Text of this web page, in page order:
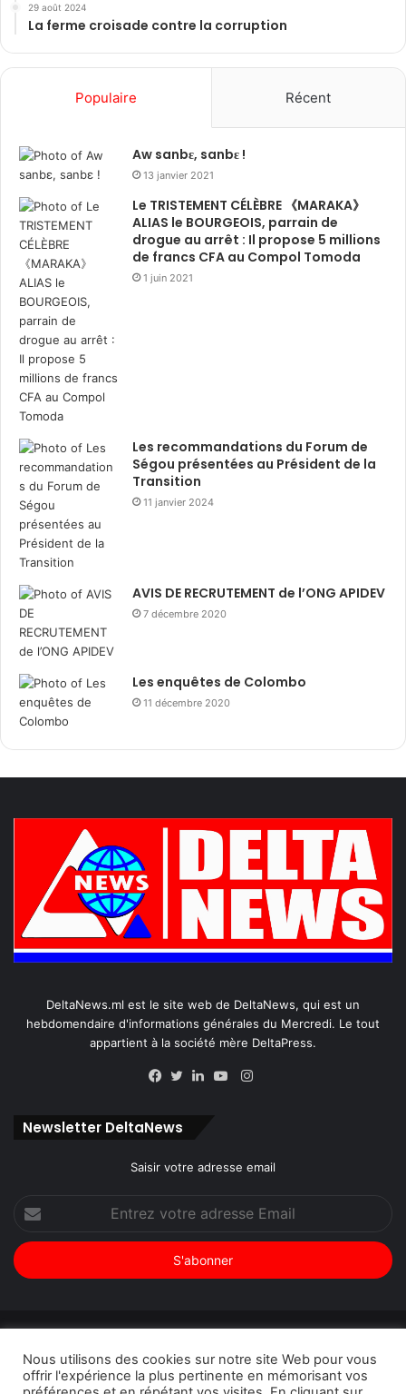
29 août 2024
La ferme croisade contre la corruption
Populaire Récent
Aw sanbɛ, sanbɛ !
13 janvier 2021
Le TRISTEMENT CÉLÈBRE 《MARAKA》
ALIAS le BOURGEOIS, parrain de
drogue au arrêt : Il propose 5 millions
de francs CFA au Compol Tomoda
1 juin 2021
Les recommandations du Forum de
Ségou présentées au Président de la
Transition
11 janvier 2024
AVIS DE RECRUTEMENT de l’ONG APIDEV
7 décembre 2020
Les enquêtes de Colombo
11 décembre 2020
DeltaNews.ml est le site web de DeltaNews, qui est un
hebdomendaire d'informations générales du Mercredi. Le tout
appartient à la société mère DeltaPress.
Instagram
Newsletter DeltaNews
Saisir votre adresse email
votre
adresse
Email
DeltaPress| ConceptionDoucSoft Technologies
Nous utilisons des cookies sur notre site Web pour vous
offrir l'expérience la plus pertinente en mémorisant vos